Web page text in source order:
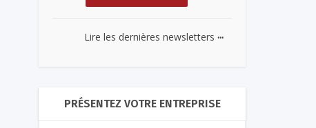
Lire les dernières newsletters ...
PRÉSENTEZ VOTRE ENTREPRISE